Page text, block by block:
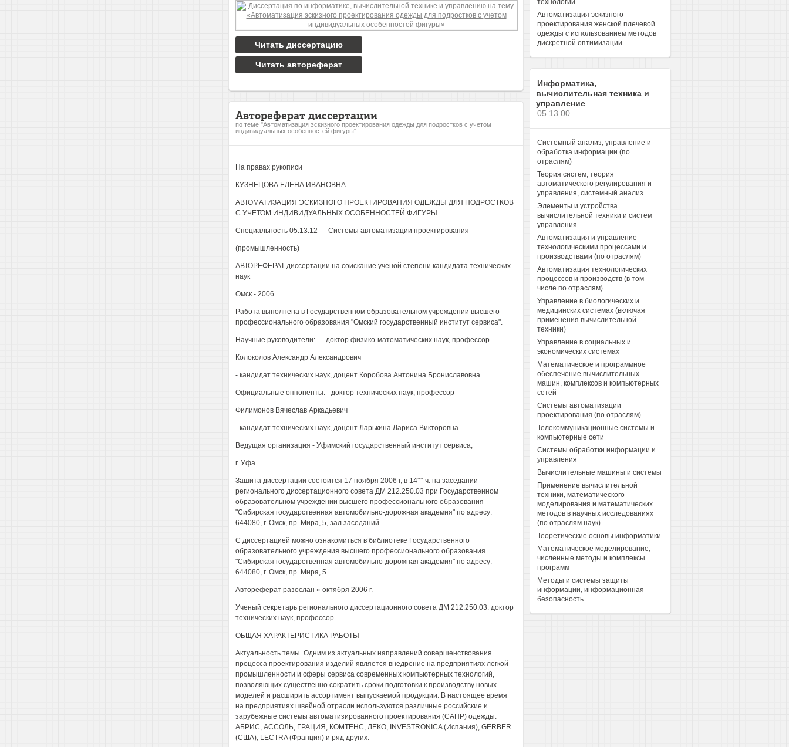
Читать диссертацию
Читать автореферат
Автореферат диссертации
по теме "Автоматизация эскизного проектирования одежды для подростков с учетом
индивидуальных особенностей фигуры"
На правах рукописи
КУЗНЕЦОВА ЕЛЕНА ИВАНОВНА
АВТОМАТИЗАЦИЯ ЭСКИЗНОГО ПРОЕКТИРОВАНИЯ ОДЕЖДЫ ДЛЯ ПОДРОСТКОВ
С УЧЕТОМ ИНДИВИДУАЛЬНЫХ ОСОБЕННОСТЕЙ ФИГУРЫ
Специальность 05.13.12 — Системы автоматизации проектирования
(промышленность)
АВТОРЕФЕРАТ диссертации на соискание ученой степени кандидата технических
наук
Омск - 2006
Работа выполнена в Государственном образовательном учреждении высшего
профессионального образования "Омский государственный институт сервиса".
Научные руководители: — доктор физико-математических наук, профессор
Колоколов Александр Александрович
- кандидат технических наук, доцент Коробова Антонина Брониславовна
Официальные оппоненты: - доктор технических наук, профессор
Филимонов Вячеслав Аркадьевич
- кандидат технических наук, доцент Ларькина Лариса Викторовна
Ведущая организация - Уфимский государственный институт сервиса,
г. Уфа
Зашита диссертации состоится 17 ноября 2006 г, в 14°° ч. на заседании
регионального диссертационного совета ДМ 212.250.03 при Государственном
образовательном учреждении высшего профессионального образования
"Сибирская государственная автомобильно-дорожная академия" по адресу:
644080, г. Омск, пр. Мира, 5, зал заседаний.
С диссертацией можно ознакомиться в библиотеке Государственного
образовательного учреждения высшего профессионального образования
"Сибирская государственная автомобильно-дорожная академия" по адресу:
644080, г. Омск, пр. Мира, 5
Автореферат разослан « октября 2006 г.
Ученый секретарь регионального диссертационного совета ДМ 212.250.03. доктор
технических наук, профессор
ОБЩАЯ ХАРАКТЕРИСТИКА РАБОТЫ
Актуальность темы. Одним из актуальных направлений совершенствования
процесса проектирования изделий является внедрение на предприятиях легкой
промышленности и сферы сервиса современных компьютерных технологий,
позволяющих существенно сократить сроки подготовки к производству новых
моделей и расширить ассортимент выпускаемой продукции. В настоящее время
на предприятиях швейной отрасли используются различные российские и
зарубежные системы автоматизированного проектирования (САПР) одежды:
АБРИС, АССОЛЬ, ГРАЦИЯ, КОМТЕНС, ЛЕКО, INVESTRONICA (Испания), GERBER
(США), LECTRA (Франция) и ряд других.
технологий
Автоматизация эскизного
проектирования женской плечевой
одежды с использованием методов
дискретной оптимизации
Информатика,
вычислительная техника и
управление
05.13.00
Системный анализ, управление и
обработка информации (по
отраслям)
Теория систем, теория
автоматического регулирования и
управления, системный анализ
Элементы и устройства
вычислительной техники и систем
управления
Автоматизация и управление
технологическими процессами и
производствами (по отраслям)
Автоматизация технологических
процессов и производств (в том
числе по отраслям)
Управление в биологических и
медицинских системах (включая
применения вычислительной
техники)
Управление в социальных и
экономических системах
Математическое и программное
обеспечение вычислительных
машин, комплексов и компьютерных
сетей
Системы автоматизации
проектирования (по отраслям)
Телекоммуникационные системы и
компьютерные сети
Системы обработки информации и
управления
Вычислительные машины и системы
Применение вычислительной
техники, математического
моделирования и математических
методов в научных исследованиях
(по отраслям наук)
Теоретические основы информатики
Математическое моделирование,
численные методы и комплексы
программ
Методы и системы защиты
информации, информационная
безопасность